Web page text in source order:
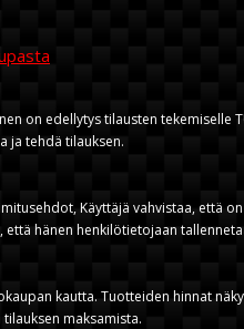
on edellytys tilausten tekemiselle
ja tehdä tilauksen.
Käyttäjä vahvistaa, että
että hänen henkilötietojaan
kautta. Tuotteiden hinnat
maksamista.